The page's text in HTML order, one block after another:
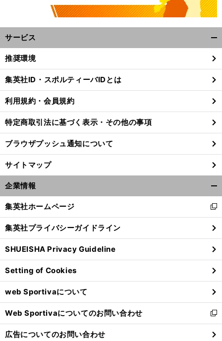
サービス
閉
る
推奨環境
集英社ID・スポルティーバIDとは
利用規約・会員規約
特定商取引法に基づく表示・その他の事項
ブラウザプッシュ通知について
サイトマップ
企業情報
閉
る
集英社ホームページ
新
し
い
ウ
ィ
ン
ド
ウ
で
開
く
集英社プライバシーガイドライン
SHUEISHA Privacy Guideline
Setting of Cookies
web Sportivaについて
Web Sportivaについてのお問い合わせ
新
し
い
広告についてのお問い合わせ